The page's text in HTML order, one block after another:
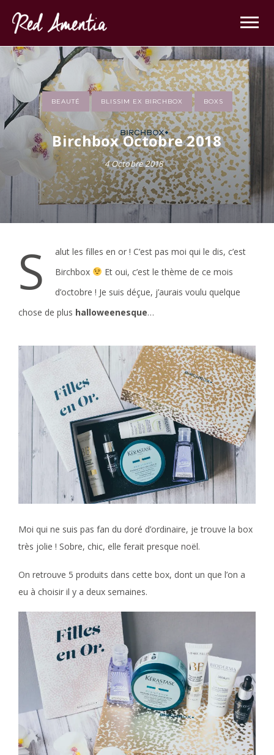
BEAUTÉ BLISSIM EX BIRCHBOX BOXS
Birchbox Octobre 2018
4 Octobre 2018
S
alut les filles en or ! C’est pas moi qui le dis, c’est
Birchbox
Et oui, c’est le thème de ce mois
d’octobre ! Je suis déçue, j’aurais voulu quelque
chose de plus halloweenesque…
Moi qui ne suis pas fan du doré d’ordinaire, je trouve la box
très jolie ! Sobre, chic, elle ferait presque noël.
On retrouve 5 produits dans cette box, dont un que l’on a
eu à choisir il y a deux semaines.